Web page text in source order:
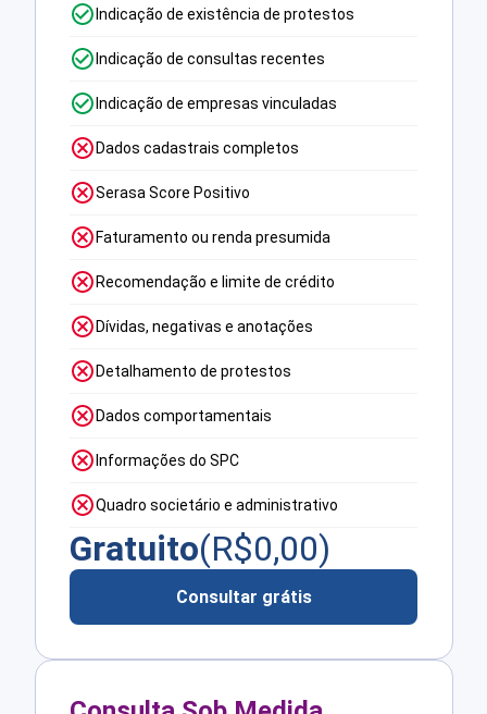
Indicação de existência de protestos
Indicação de consultas recentes
Indicação de empresas vinculadas
Dados cadastrais completos
Serasa Score Positivo
Faturamento ou renda presumida
Recomendação e limite de crédito
Dívidas, negativas e anotações
Detalhamento de protestos
Dados comportamentais
Informações do SPC
Quadro societário e administrativo
Gratuito(R$0,00)
Consultar grátis